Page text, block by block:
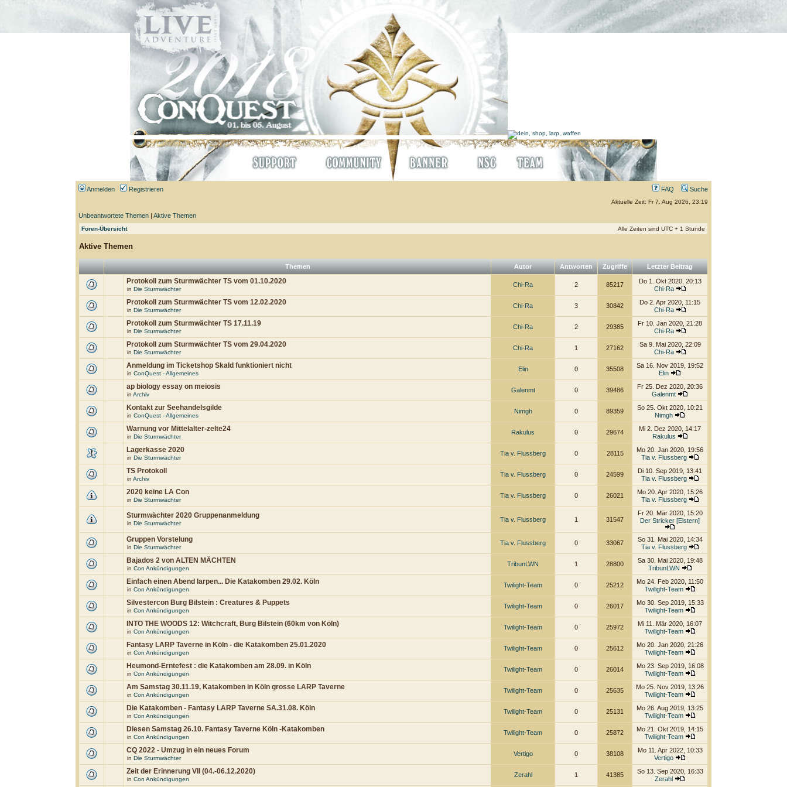
Anmelden Registrieren FAQ Suche
Aktuelle Zeit: Fr 7. Aug 2026, 23:19
Unbeantwortete Themen |Aktive Themen
Foren-Übersicht Alle Zeiten sind UTC + 1 Stunde
Aktive Themen
Themen Autor Antworten Zugriffe Letzter Beitrag
Protokoll zum Sturmwächter TS vom 01.10.2020
inDie Sturmwächter
Chi-Ra 2 85217
Do 1. Okt 2020, 20:13
Chi-Ra
Protokoll zum Sturmwächter TS vom 12.02.2020
inDie Sturmwächter
Chi-Ra 3 30842
Do 2. Apr 2020, 11:15
Chi-Ra
Protokoll zum Sturmwächter TS 17.11.19
inDie Sturmwächter
Chi-Ra 2 29385
Fr 10. Jan 2020, 21:28
Chi-Ra
Protokoll zum Sturmwächter TS vom 29.04.2020
inDie Sturmwächter
Chi-Ra 1 27162
Sa 9. Mai 2020, 22:09
Chi-Ra
Anmeldung im Ticketshop Skald funktioniert nicht
inConQuest - Allgemeines
Elin 0 35508
Sa 16. Nov 2019, 19:52
Elin
ap biology essay on meiosis
inArchiv
Galenmt 0 39486
Fr 25. Dez 2020, 20:36
Galenmt
Kontakt zur Seehandelsgilde
inConQuest - Allgemeines
Nimgh 0 89359
So 25. Okt 2020, 10:21
Nimgh
Warnung vor Mittelalter-zelte24
inDie Sturmwächter
Rakulus 0 29674
Mi 2. Dez 2020, 14:17
Rakulus
Lagerkasse 2020
inDie Sturmwächter
Tia v. Flussberg 0 28115
Mo 20. Jan 2020, 19:56
Tia v. Flussberg
TS Protokoll
inArchiv
Tia v. Flussberg 0 24599
Di 10. Sep 2019, 13:41
Tia v. Flussberg
2020 keine LA Con
inDie Sturmwächter
Tia v. Flussberg 0 26021
Mo 20. Apr 2020, 15:26
Tia v. Flussberg
Sturmwächter 2020 Gruppenanmeldung
inDie Sturmwächter
Tia v. Flussberg 1 31547
Fr 20. Mär 2020, 15:20
Der Stricker [Elstern]
Gruppen Vorstelung
inDie Sturmwächter
Tia v. Flussberg 0 33067
So 31. Mai 2020, 14:34
Tia v. Flussberg
Bajados 2 von ALTEN MÄCHTEN
inCon Ankündigungen
TribunLWN 1 28800
Sa 30. Mai 2020, 19:48
TribunLWN
Einfach einen Abend larpen... Die Katakomben 29.02. Köln
inCon Ankündigungen
Twilight-Team 0 25212
Mo 24. Feb 2020, 11:50
Twilight-Team
Silvestercon Burg Bilstein : Creatures & Puppets
inCon Ankündigungen
Twilight-Team 0 26017
Mo 30. Sep 2019, 15:33
Twilight-Team
INTO THE WOODS 12: Witchcraft, Burg Bilstein (60km von Köln)
inCon Ankündigungen
Twilight-Team 0 25972
Mi 11. Mär 2020, 16:07
Twilight-Team
Fantasy LARP Taverne in Köln - die Katakomben 25.01.2020
inCon Ankündigungen
Twilight-Team 0 25612
Mo 20. Jan 2020, 21:26
Twilight-Team
Heumond-Erntefest : die Katakomben am 28.09. in Köln
inCon Ankündigungen
Twilight-Team 0 26014
Mo 23. Sep 2019, 16:08
Twilight-Team
Am Samstag 30.11.19, Katakomben in Köln grosse LARP Taverne
inCon Ankündigungen
Twilight-Team 0 25635
Mo 25. Nov 2019, 13:26
Twilight-Team
Die Katakomben - Fantasy LARP Taverne SA.31.08. Köln
inCon Ankündigungen
Twilight-Team 0 25131
Mo 26. Aug 2019, 13:25
Twilight-Team
Diesen Samstag 26.10. Fantasy Taverne Köln -Katakomben
inCon Ankündigungen
Twilight-Team 0 25872
Mo 21. Okt 2019, 14:15
Twilight-Team
CQ 2022 - Umzug in ein neues Forum
inDie Sturmwächter
Vertigo 0 38108
Mo 11. Apr 2022, 10:33
Vertigo
Zeit der Erinnerung VII (04.-06.12.2020)
inCon Ankündigungen
Zerahl 1 41385
So 13. Sep 2020, 16:33
Zerahl